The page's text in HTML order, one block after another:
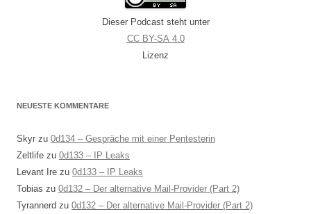
Dieser Podcast steht unter
CC BY-SA 4.0
Lizenz
NEUESTE KOMMENTARE
Skyr zu 0d134 – Gespräche mit einer Pentesterin
Zeltlife zu 0d133 – IP Leaks
Levant Ire zu 0d133 – IP Leaks
Tobias zu 0d132 – Der alternative Mail-Provider (Part 2)
Tyrannerd zu 0d132 – Der alternative Mail-Provider (Part 2)